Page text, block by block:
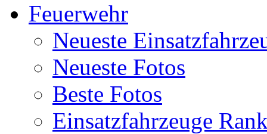
Feuerwehr
Neueste
Neueste Fotos
Beste Fotos
Einsatzfahrzeuge